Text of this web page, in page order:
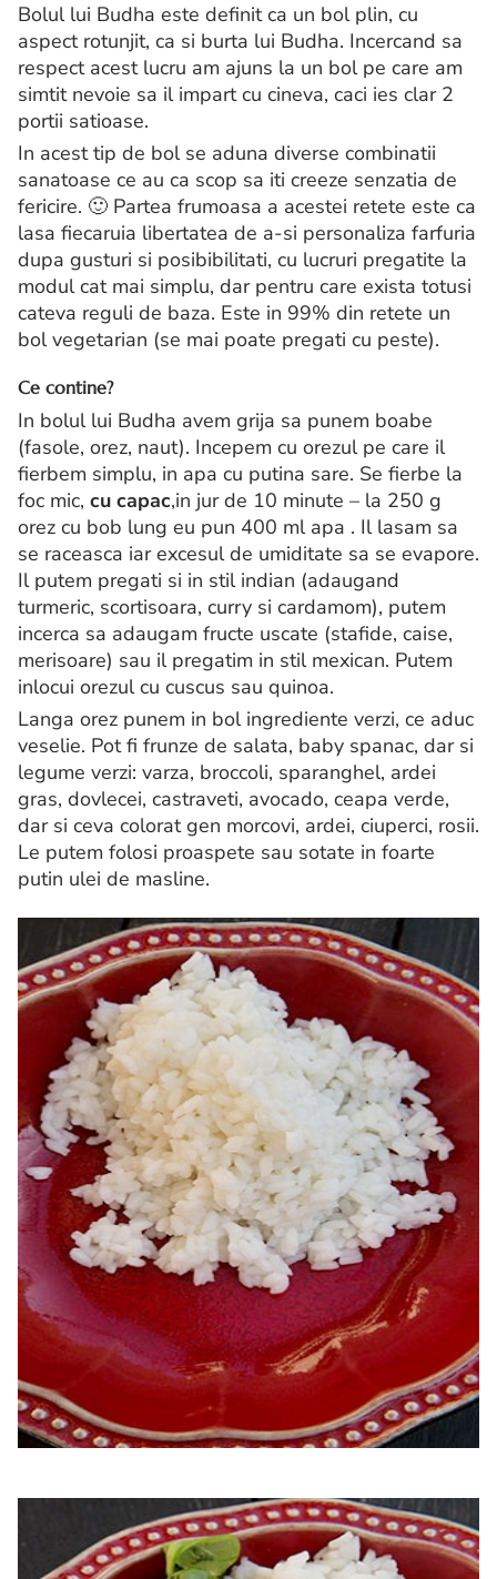
Bolul lui Budha este definit ca un bol plin, cu
aspect rotunjit, ca si burta lui Budha. Incercand sa
respect acest lucru am ajuns la un bol pe care am
simtit nevoie sa il impart cu cineva, caci ies clar 2
portii satioase.
In acest tip de bol se aduna diverse combinatii
sanatoase ce au ca scop sa iti creeze senzatia de
fericire. 🙂 Partea frumoasa a acestei retete este ca
lasa fiecaruia libertatea de a-si personaliza farfuria
dupa gusturi si posibibilitati, cu lucruri pregatite la
modul cat mai simplu, dar pentru care exista totusi
cateva reguli de baza. Este in 99% din retete un
bol vegetarian (se mai poate pregati cu peste).
Ce contine?
In bolul lui Budha avem grija sa punem boabe
(fasole, orez, naut). Incepem cu orezul pe care il
fierbem simplu, in apa cu putina sare. Se fierbe la
foc mic, cu capac,in jur de 10 minute – la 250 g
orez cu bob lung eu pun 400 ml apa . Il lasam sa
se raceasca iar excesul de umiditate sa se evapore.
Il putem pregati si in stil indian (adaugand
turmeric, scortisoara, curry si cardamom), putem
incerca sa adaugam fructe uscate (stafide, caise,
merisoare) sau il pregatim in stil mexican. Putem
inlocui orezul cu cuscus sau quinoa.
Langa orez punem in bol ingrediente verzi, ce aduc
veselie. Pot fi frunze de salata, baby spanac, dar si
legume verzi: varza, broccoli, sparanghel, ardei
gras, dovlecei, castraveti, avocado, ceapa verde,
dar si ceva colorat gen morcovi, ardei, ciuperci, rosii.
Le putem folosi proaspete sau sotate in foarte
putin ulei de masline.